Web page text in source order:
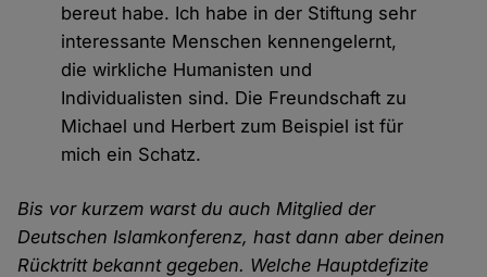
bereut habe. Ich habe in der Stiftung sehr
interessante Menschen kennengelernt,
die wirkliche Humanisten und
Individualisten sind. Die Freundschaft zu
Michael und Herbert zum Beispiel ist für
mich ein Schatz.
Bis vor kurzem warst du auch Mitglied der
Deutschen Islamkonferenz, hast dann aber deinen
Rücktritt bekannt gegeben. Welche Hauptdefizite